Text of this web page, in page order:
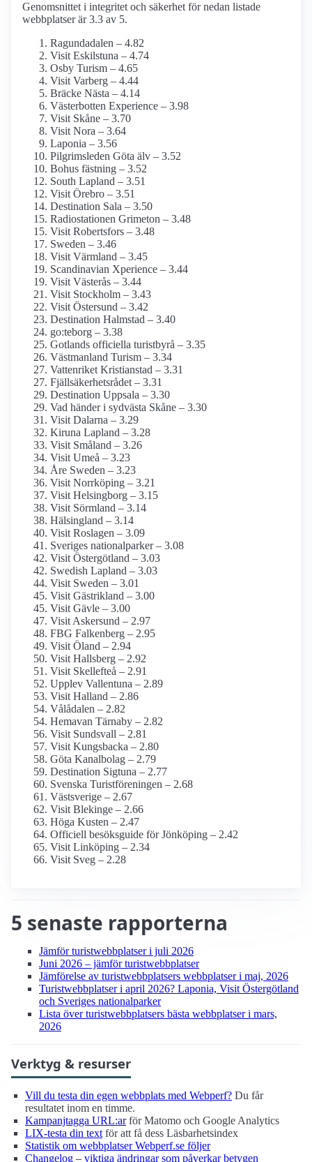
Genomsnittet i integritet och säkerhet för nedan listade
webbplatser är 3.3 av 5.
Ragundadalen – 4.82
Visit Eskilstuna – 4.74
Osby Turism – 4.65
Visit Varberg – 4.44
Bräcke Nästa – 4.14
Västerbotten Experience – 3.98
Visit Skåne – 3.70
Visit Nora – 3.64
Laponia – 3.56
Pilgrimsleden Göta älv – 3.52
Bohus fästning – 3.52
South Lapland – 3.51
Visit Örebro – 3.51
Destination Sala – 3.50
Radiostationen Grimeton – 3.48
Visit Robertsfors – 3.48
Sweden – 3.46
Visit Värmland – 3.45
Scandinavian Xperience – 3.44
Visit Västerås – 3.44
Visit Stockholm – 3.43
Visit Östersund – 3.42
Destination Halmstad – 3.40
go:teborg – 3.38
Gotlands officiella turistbyrå – 3.35
Västmanland Turism – 3.34
Vattenriket Kristianstad – 3.31
Fjällsäkerhetsrådet – 3.31
Destination Uppsala – 3.30
Vad händer i sydvästa Skåne – 3.30
Visit Dalarna – 3.29
Kiruna Lapland – 3.28
Visit Småland – 3.26
Visit Umeå – 3.23
Åre Sweden – 3.23
Visit Norrköping – 3.21
Visit Helsingborg – 3.15
Visit Sörmland – 3.14
Hälsingland – 3.14
Visit Roslagen – 3.09
Sveriges nationalparker – 3.08
Visit Östergötland – 3.03
Swedish Lapland – 3.03
Visit Sweden – 3.01
Visit Gästrikland – 3.00
Visit Gävle – 3.00
Visit Askersund – 2.97
FBG Falkenberg – 2.95
Visit Öland – 2.94
Visit Hallsberg – 2.92
Visit Skellefteå – 2.91
Upplev Vallentuna – 2.89
Visit Halland – 2.86
Vålådalen – 2.82
Hemavan Tärnaby – 2.82
Visit Sundsvall – 2.81
Visit Kungsbacka – 2.80
Göta Kanalbolag – 2.79
Destination Sigtuna – 2.77
Svenska Turistföreningen – 2.68
Västsverige – 2.67
Visit Blekinge – 2.66
Höga Kusten – 2.47
Officiell besöksguide för Jönköping – 2.42
Visit Linköping – 2.34
Visit Sveg – 2.28
5 senaste rapporterna
Jämför turist­webbplatser i juli 2026
Juni 2026 – jämför turist­webbplatser
Jämförelse av turist­webbplatsers webbplatser i maj, 2026
Turist­webbplatser i april 2026? Laponia, Visit Östergötland
och Sveriges nationalparker
Lista över turist­webbplatsers bästa webbplatser i mars,
2026
Verktyg & resurser
Vill du testa din egen webbplats med Webperf? Du får
resultatet inom en timme.
Kampanjtagga URL:arför Matomo och Google Analytics
LIX-testa din text för att få dess Läsbarhetsindex
Statistik om webbplatser Webperf.se följer
Changelog – viktiga ändringar som påverkar betygen